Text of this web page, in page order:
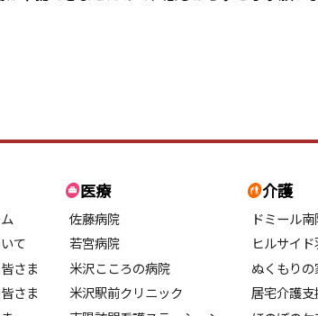
て
さま
さま
医療
佐藤病院
若宮病院
米沢こころの病院
米沢駅前クリニック
介護
ドミール南
ヒルサイ
ぬくもりの
居宅介護